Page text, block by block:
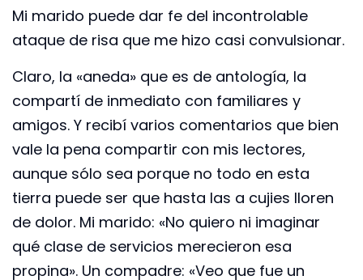
Mi marido puede dar fe del incontrolable
ataque de risa que me hizo casi convulsionar.
Claro, la «aneda» que es de antología, la
compartí de inmediato con familiares y
amigos. Y recibí varios comentarios que bien
vale la pena compartir con mis lectores,
aunque sólo sea porque no todo en esta
tierra puede ser que hasta las a cujies lloren
de dolor. Mi marido: «No quiero ni imaginar
qué clase de servicios merecieron esa
propina». Un compadre: «Veo que fue un